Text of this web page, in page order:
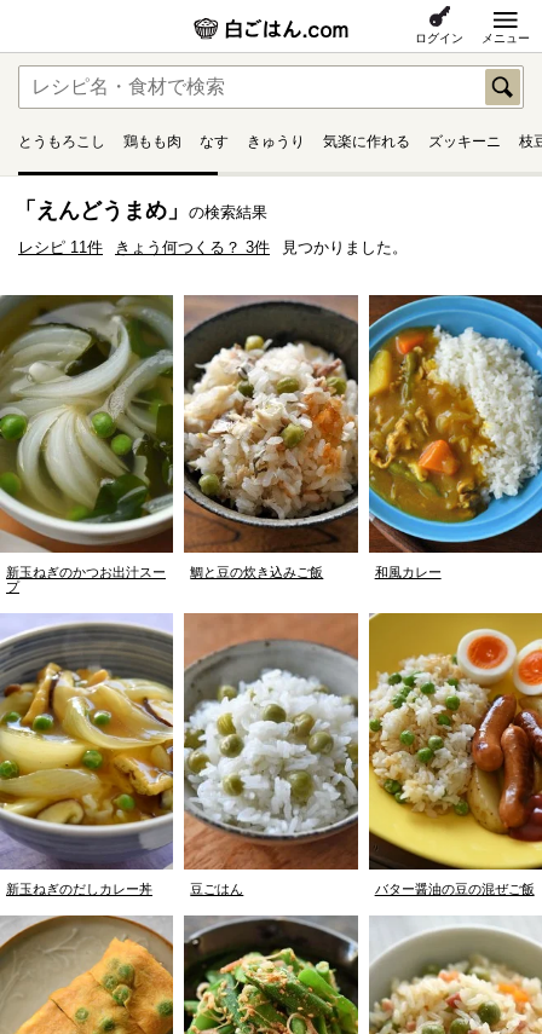
ログイン メニュー
とうもろこし 鶏もも肉 なす きゅうり 気楽に作れる ズッキーニ 枝
「えんどうまめ」
の検索結果
レシピ 11件
きょう何つくる？ 3件 見つかりました。
新玉ねぎのかつお出汁スー
プ
鯛と豆の炊き込みご飯 和風カレー
新玉ねぎのだしカレー丼 豆ごはん バター醤油の豆の混ぜご飯